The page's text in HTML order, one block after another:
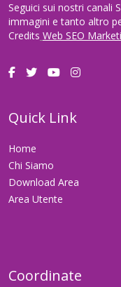
Seguici sui nostri canali
immagini e tanto altro
Credits Web SEO
Quick Link
Home
Chi Siamo
Download Area
Area Utente
Coordinate